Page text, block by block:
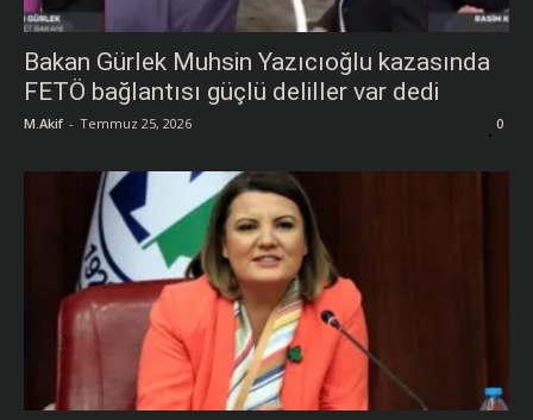
Bakan Gürlek Muhsin Yazıcıoğlu kazasında
FETÖ bağlantısı güçlü deliller var dedi
M.Akif - Temmuz 25, 2026 0